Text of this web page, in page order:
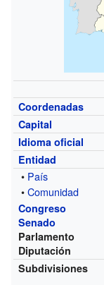
Coordenadas
Capital
Idioma oficial
Entidad
• País
•Comunidad
Congreso
Senado
Parlamento
Diputación
Subdivisiones